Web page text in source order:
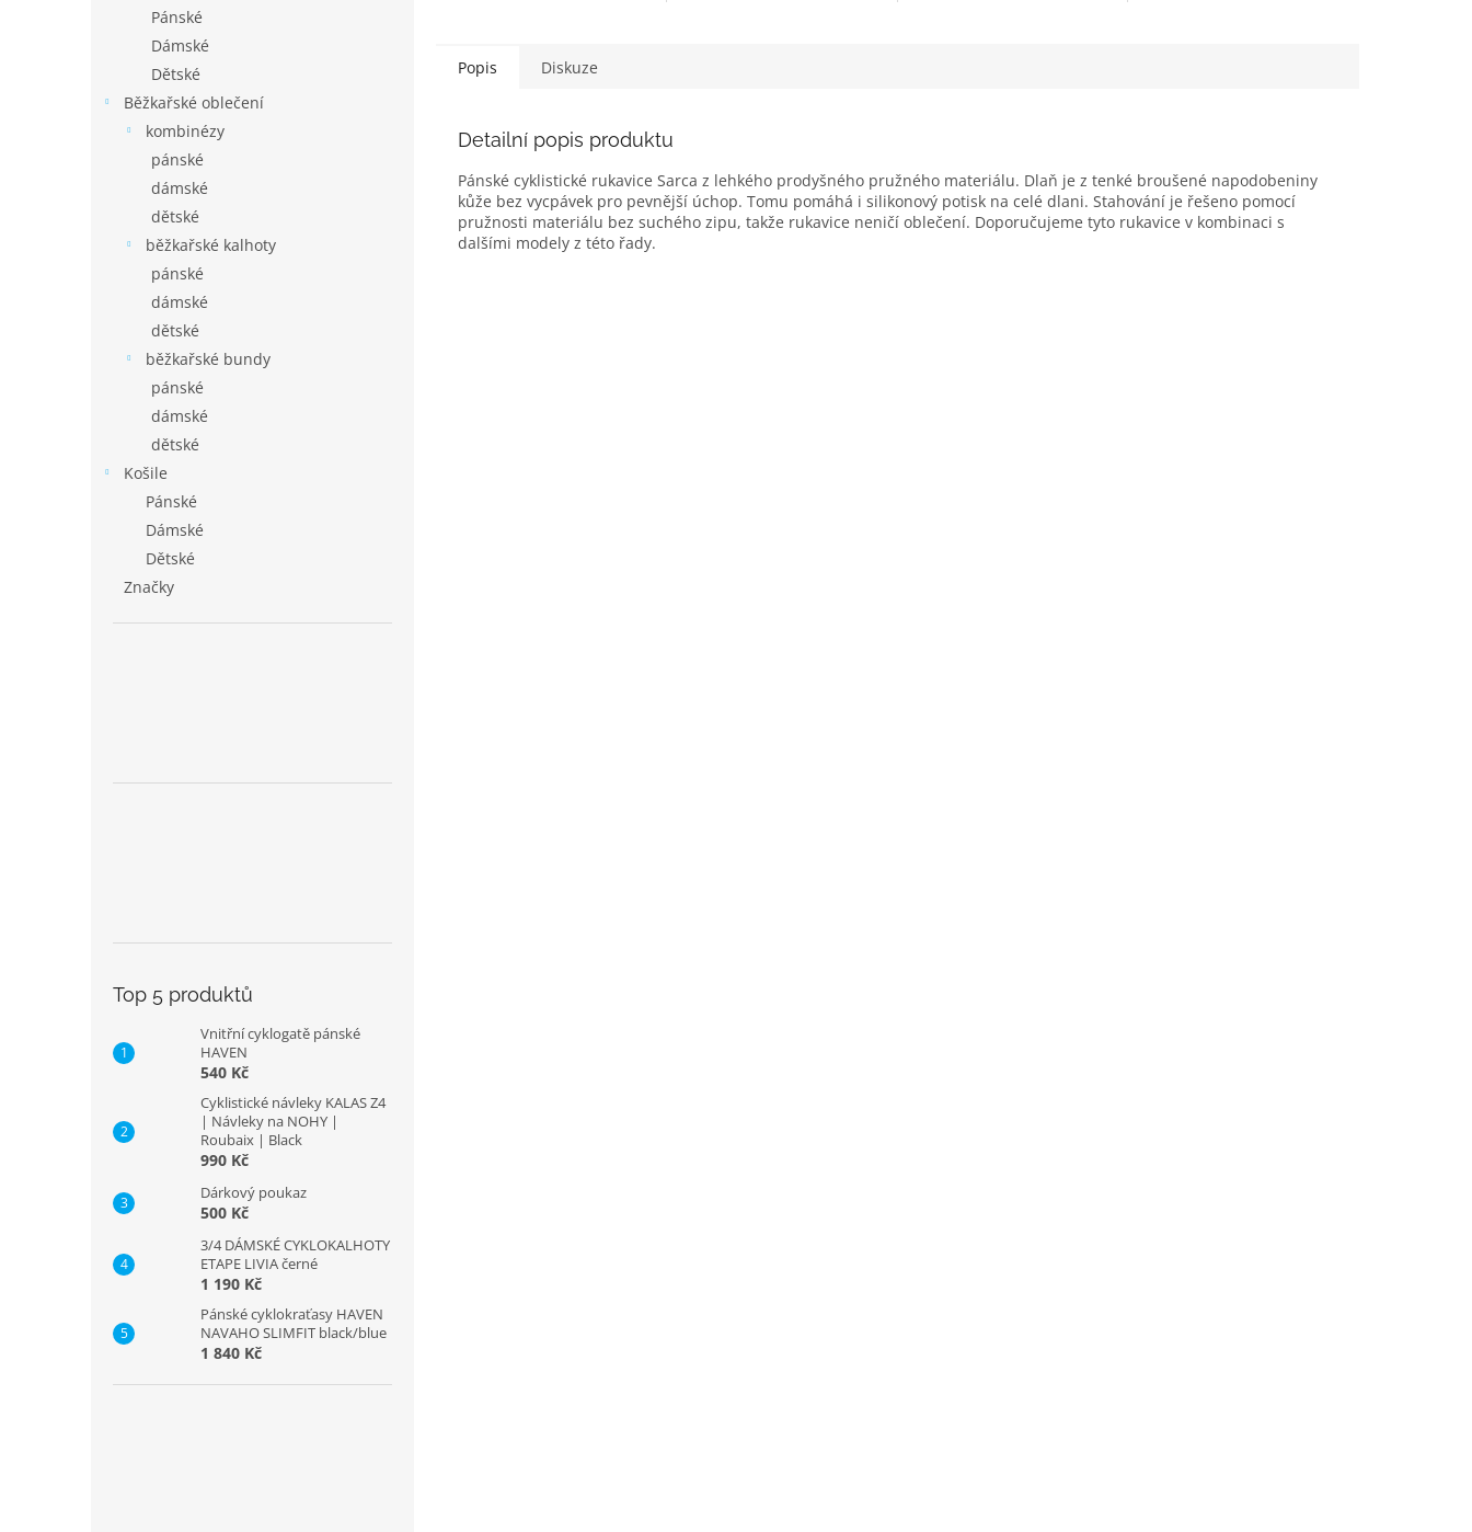
Pánské
Dámské
Dětské
Běžkařské oblečení
kombinézy
pánské
dámské
dětské
běžkařské kalhoty
pánské
dámské
dětské
běžkařské bundy
pánské
dámské
dětské
Košile
Pánské
Dámské
Dětské
Značky
Top 5 produktů
Vnitřní cyklogatě pánské
HAVEN
540 Kč
Cyklistické návleky KALAS Z4
| Návleky na NOHY |
Roubaix | Black
990 Kč
Dárkový poukaz
500 Kč
3/4 DÁMSKÉ CYKLOKALHOTY
ETAPE LIVIA černé
1 190 Kč
Pánské cyklokraťasy HAVEN
NAVAHO SLIMFIT black/blue
1 840 Kč
Popis Diskuze
Detailní popis produktu
Pánské cyklistické rukavice Sarca z lehkého prodyšného pružného materiálu. Dlaň je z tenké broušené napodobeniny
kůže bez vycpávek pro pevnější úchop. Tomu pomáhá i silikonový potisk na celé dlani. Stahování je řešeno pomocí
pružnosti materiálu bez suchého zipu, takže rukavice neničí oblečení. Doporučujeme tyto rukavice v kombinaci s
dalšími modely z této řady.